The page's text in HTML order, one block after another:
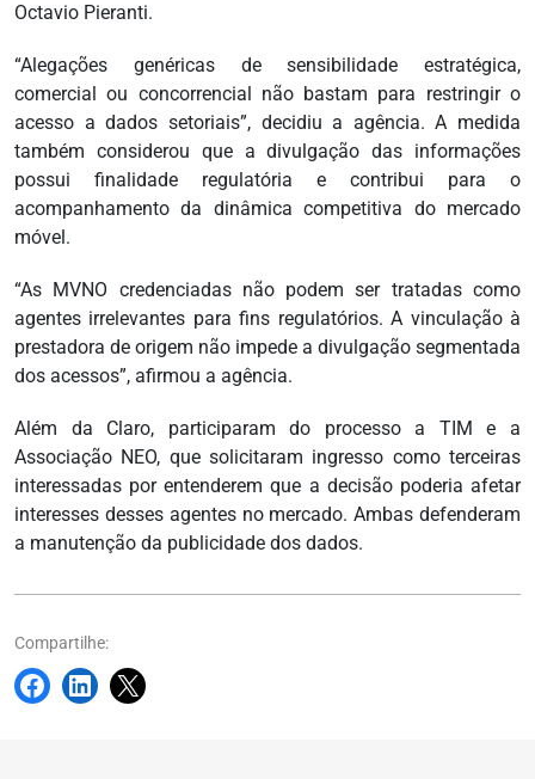
Octavio Pieranti.
“Alegações genéricas de sensibilidade estratégica,
comercial ou concorrencial não bastam para restringir o
acesso a dados setoriais”, decidiu a agência. A medida
também considerou que a divulgação das informações
possui finalidade regulatória e contribui para o
acompanhamento da dinâmica competitiva do mercado
móvel.
“As MVNO credenciadas não podem ser tratadas como
agentes irrelevantes para fins regulatórios. A vinculação à
prestadora de origem não impede a divulgação segmentada
dos acessos”, afirmou a agência.
Além da Claro, participaram do processo a TIM e a
Associação NEO, que solicitaram ingresso como terceiras
interessadas por entenderem que a decisão poderia afetar
interesses desses agentes no mercado. Ambas defenderam
a manutenção da publicidade dos dados.
Compartilhe: